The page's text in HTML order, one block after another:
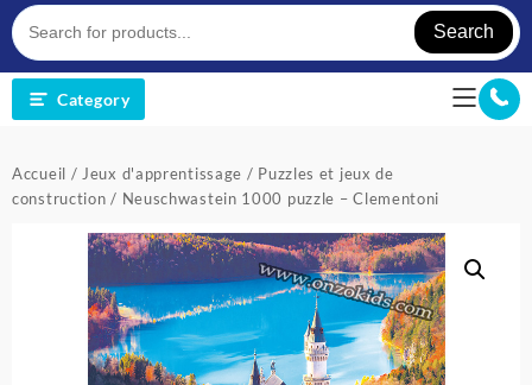
Search
Category
Accueil /Jeux d'apprentissage / Puzzles et jeux de
construction / Neuschwastein 1000 puzzle – Clementoni